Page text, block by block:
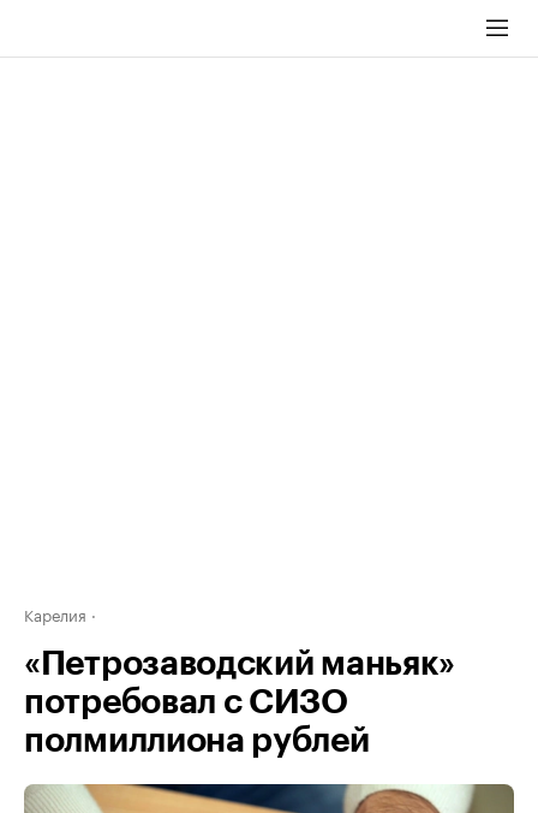
Карелия
«Петрозаводский маньяк»
потребовал с СИЗО
полмиллиона рублей